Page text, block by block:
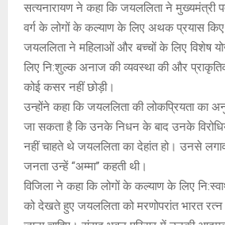
U
सत्यनारायण ने कहा कि जयललिता ने मुख्यमंत्री
वर्ग के लोगों के कल्याण के लिए अथक प्रयास
जयललिता ने महिलाओं और बच्चों के लिए विशेष
लिए नि:शुल्क अनाज की व्यवस्था की और
कोई कसर नहीं छोड़ी।
उन्होंने कहा कि जयललिता की लोकप्रियता का
जा सकता है कि उनके निधन के बाद उनके
नहीं चाहते थे जयललिता का देहांत हो। उनसे
जनता उन्हें ‘‘अम्मा’’ कहती थी।
विजिला ने कहा कि लोगों के कल्याण के लिए
को देखते हुए जयललिता को मरणोपरांत भारत रत्न